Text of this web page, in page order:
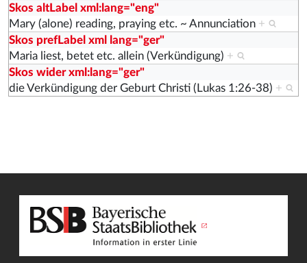
Skos altLabel xml:lang="eng"
Mary (alone) reading, praying etc. ~ Annunciation +
Skos prefLabel xml lang="ger"
Maria liest, betet etc. allein (Verkündigung) +
Skos wider xml:lang="ger"
die Verkündigung der Geburt Christi (Lukas 1:26-38) +